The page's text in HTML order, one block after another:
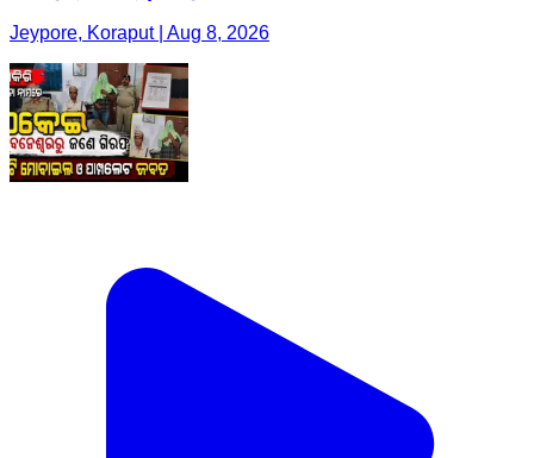
Jeypore, Koraput | Aug 8, 2026